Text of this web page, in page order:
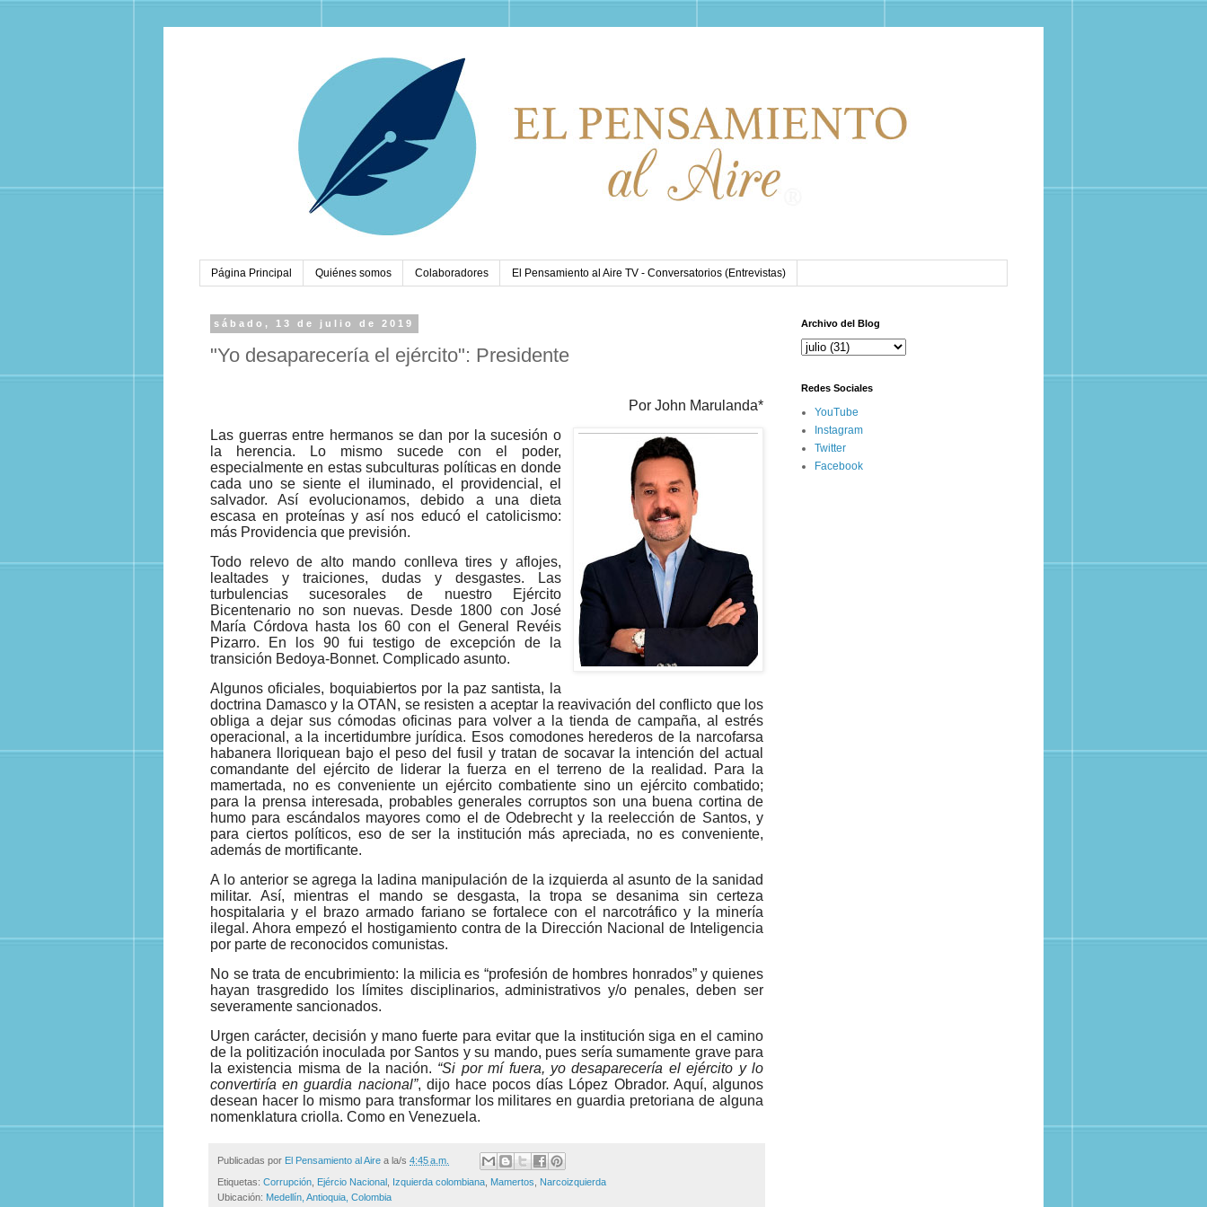
Página Principal Quiénes somos Colaboradores El Pensamiento al Aire TV - Conversatorios (Entrevistas)
sábado, 13 de julio de 2019
"Yo desaparecería el ejército": Presidente
Por John Marulanda*
Las guerras entre hermanos se dan por la sucesión o
la herencia. Lo mismo sucede con el poder,
especialmente en estas subculturas políticas en donde
cada uno se siente el iluminado, el providencial, el
salvador. Así evolucionamos, debido a una dieta
escasa en proteínas y así nos educó el catolicismo:
más Providencia que previsión.
Todo relevo de alto mando conlleva tires y aflojes,
lealtades y traiciones, dudas y desgastes. Las
turbulencias sucesorales de nuestro Ejército
Bicentenario no son nuevas. Desde 1800 con José
María Córdova hasta los 60 con el General Revéis
Pizarro. En los 90 fui testigo de excepción de la
transición Bedoya-Bonnet. Complicado asunto.
Algunos oficiales, boquiabiertos por la paz santista, la
doctrina Damasco y la OTAN, se resisten a aceptar la reavivación del conflicto que los
obliga a dejar sus cómodas oficinas para volver a la tienda de campaña, al estrés
operacional, a la incertidumbre jurídica. Esos comodones herederos de la narcofarsa
habanera lloriquean bajo el peso del fusil y tratan de socavar la intención del actual
comandante del ejército de liderar la fuerza en el terreno de la realidad. Para la
mamertada, no es conveniente un ejército combatiente sino un ejército combatido;
para la prensa interesada, probables generales corruptos son una buena cortina de
humo para escándalos mayores como el de Odebrecht y la reelección de Santos, y
para ciertos políticos, eso de ser la institución más apreciada, no es conveniente,
además de mortificante.
A lo anterior se agrega la ladina manipulación de la izquierda al asunto de la sanidad
militar. Así, mientras el mando se desgasta, la tropa se desanima sin certeza
hospitalaria y el brazo armado fariano se fortalece con el narcotráfico y la minería
ilegal. Ahora empezó el hostigamiento contra de la Dirección Nacional de Inteligencia
por parte de reconocidos comunistas.
No se trata de encubrimiento: la milicia es “profesión de hombres honrados” y quienes
hayan trasgredido los límites disciplinarios, administrativos y/o penales, deben ser
severamente sancionados.
Urgen carácter, decisión y mano fuerte para evitar que la institución siga en el camino
de la politización inoculada por Santos y su mando, pues sería sumamente grave para
la existencia misma de la nación. “Si por mí fuera, yo desaparecería el ejército y lo
convertiría en guardia nacional”, dijo hace pocos días López Obrador. Aquí, algunos
desean hacer lo mismo para transformar los militares en guardia pretoriana de alguna
nomenklatura criolla. Como en Venezuela.
Publicadas por El Pensamiento al Aire a la/s 4:45 a.m.
Etiquetas: Corrupción, Ejércio Nacional , Izquierda colombiana, Mamertos, Narcoizquierda
Ubicación: Medellín, Antioquia, Colombia
Archivo del Blog
Redes Sociales
YouTube
Instagram
Twitter
Facebook